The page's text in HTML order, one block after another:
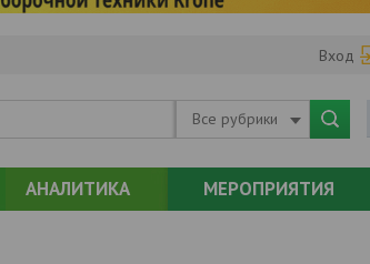
Вход
Все рубрики
АНАЛИТИКА МЕРОПРИЯТИЯ